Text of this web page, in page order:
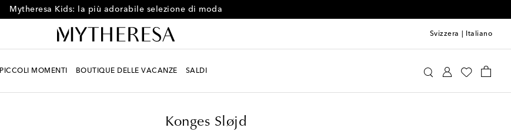
Mytheresa Kids: la più adorabile selezione di moda
Svizzera Italiano
PICCOLI MOMENTI BOUTIQUE DELLE VACANZE SALDI
Konges Sløjd